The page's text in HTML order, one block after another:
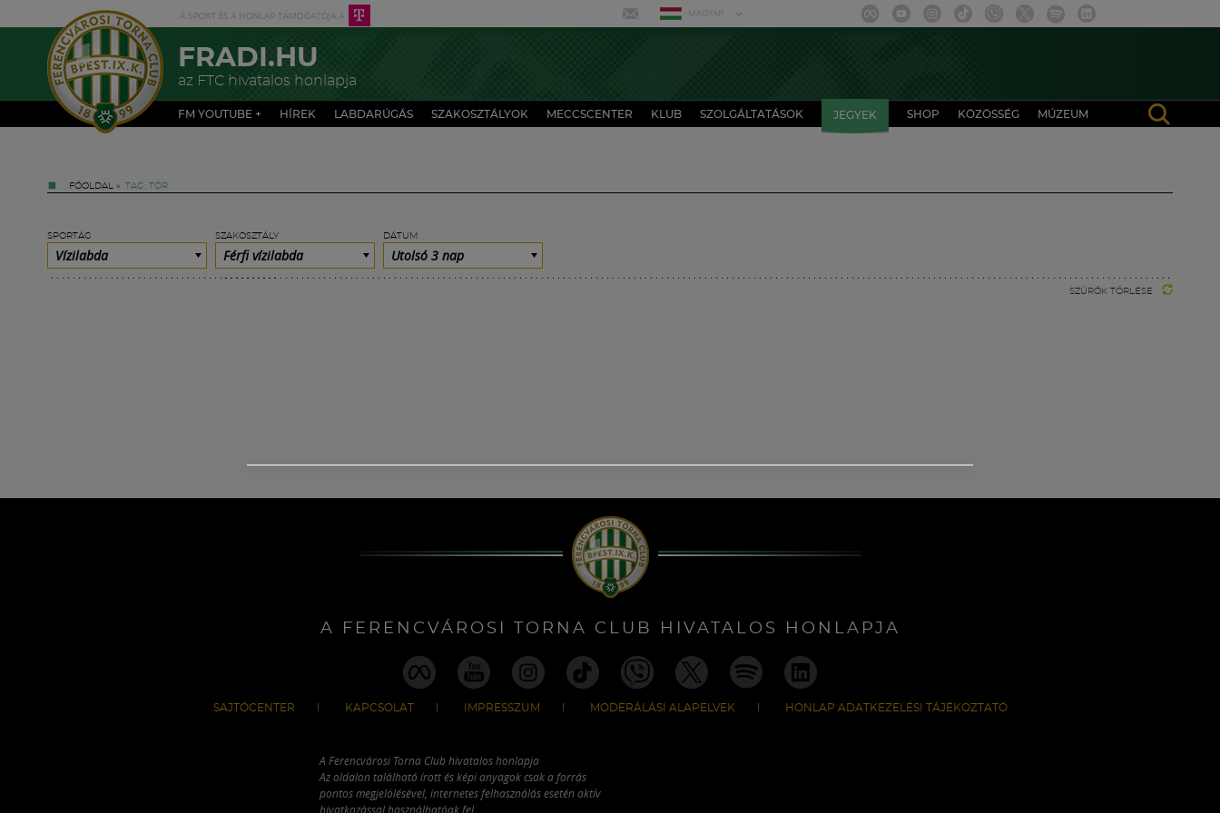
MAGYAR
FRADI.HU
az FTC hivatalos honlapja
FM YOUTUBE + HÍREK LABDARÚGÁS SZAKOSZTÁLYOK MECCSCENTER KLUB SZOLGÁLTATÁSOK JEGYEK SHOP KÖZÖSSÉG MÚZEUM
FŐOLDAL » TAG: TŐR
SPORTÁG
Vízilabda
SZAKOSZTÁLY
Férfi vízilabda
DÁTUM
Utolsó 3 nap
SZŰRŐK TÖRLÉSE
A FERENCVÁROSI TORNA CLUB HIVATALOS HONLAPJA
SAJTÓCENTER KAPCSOLAT IMPRESSZUM MODERÁLÁSI ALAPELVEK HONLAP ADATKEZELÉSI TÁJÉKOZTATÓ
A Ferencvárosi Torna Club hivatalos honlapja
Az oldalon található írott és képi anyagok csak a forrás
pontos megjelölésével, internetes felhasználás esetén aktív
hivatkozással használhatóak fel.